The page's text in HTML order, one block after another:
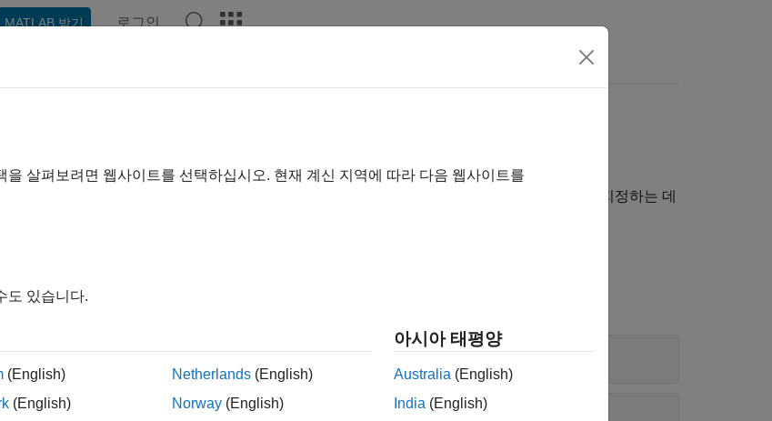
MATLAB 받기 로그인
서브시스템 이름
의 이름을 지정하는 데 MAB 일반 규칙 지침을 적용합니다. 신호 선, 블록, 파라미터의 이름을 지정하는 데
살펴보려면 웹사이트를 선택하십시오. 현재 계신 지역에 따라 다음 웹사이트를
도 있습니다.
(English)
(English)
Netherlands (English)
Norway (English)
아시아 태평양
Australia (English)
India (English)